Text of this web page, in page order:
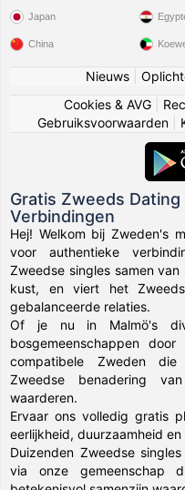
Japan
China
Nieuws|
Cookies & AVG
Gebruiksvoorwaarden
Gratis Zweeds
Verbindingen
Hej! Welkom bij Zweden's
voor authentieke
Zweedse singles samen
kust, en viert het
gebalanceerde relaties.
Of je nu in Malmö's
bosgemeenschappen
compatibele Zweden
Zweedse benadering
waarderen.
Ervaar ons volledig gratis
eerlijkheid, duurzaamheid
Duizenden Zweedse
via onze gemeenschap